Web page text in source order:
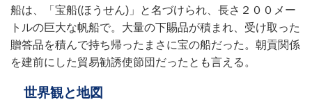
船は、「宝船(ほうせん)」と名づけられ、長さ２００メー
トルの巨大な帆船で。大量の下賜品が積まれ、受け取った
贈答品を積んで持ち帰ったまさに宝の船だった。朝貢関係
を建前にした貿易勧誘使節団だったとも言える。
世界観と地図